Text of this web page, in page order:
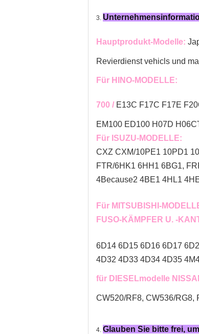
3.
Hauptprodukt-Modelle:
Revierdienst vehicls und
Für HINO-MODELLE:
700 / E13C F17C F17E
EM100 ED100 H07D
Für ISUZU-MODELLE:
CXZ CXM/10PE1 10PD1
FTR/6HK1 6HH1 6BG1,
4Because2 4BE1 4HL1
Für MITSUBISHI-
FUSO-KÄMPFER U. -
6D14 6D15 6D16 6D17
4D32 4D33 4D34 4D35
für DIESELmodelle
CW520/RF8, CW536/RG8,
4. Glauben Sie bitte frei,